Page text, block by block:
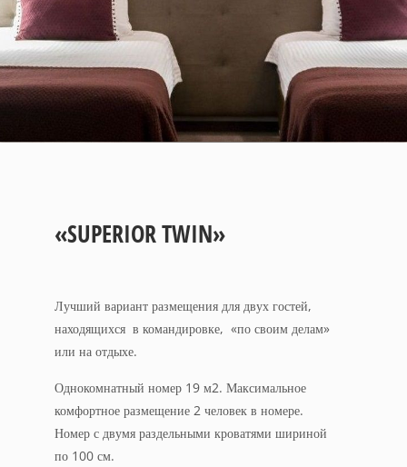
«SUPERIOR TWIN»
Лучший вариант размещения для двух гостей,
находящихся в командировке, «по своим делам»
или на отдыхе.
Однокомнатный номер 19 м2. Максимальное
комфортное размещение 2 человек в номере.
Номер с двумя раздельными кроватями шириной
по 100 см.